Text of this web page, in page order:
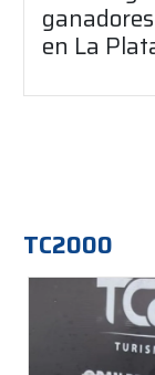
en La
TC2000